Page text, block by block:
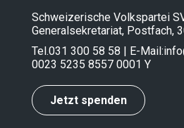
Schweizerische Volkspartei
Generalsekretariat, Postfach,
Tel.031 300 58 58 | E-Mail:
0023 5235 8557 0001 Y
Jetzt spenden